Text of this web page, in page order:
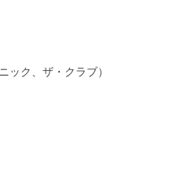
ック、ザ・クラブ）